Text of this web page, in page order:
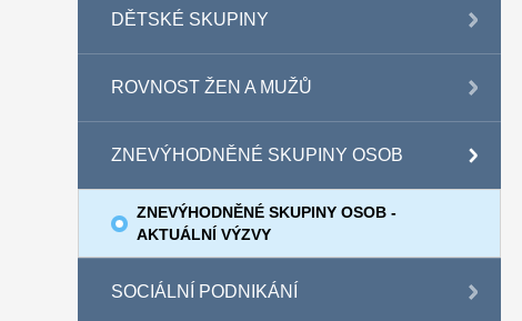
DĚTSKÉ SKUPINY
ROVNOST ŽEN A MUŽŮ
ZNEVÝHODNĚNÉ SKUPINY OSOB
ZNEVÝHODNĚNÉ SKUPINY OSOB -
AKTUÁLNÍ VÝZVY
SOCIÁLNÍ PODNIKÁNÍ